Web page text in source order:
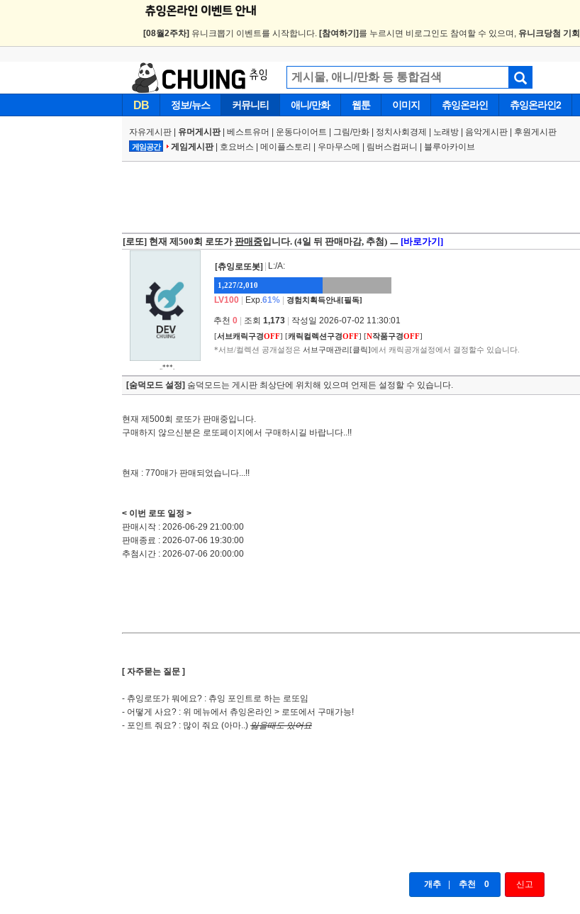
[08월2주차] 유니크뽑기 이벤트를 시작합니다. [참여하기] 를 누르시면 비로그인도 참여할 수 있으며, 유니크당첨 기회
DB 정보/뉴스 커뮤니티 애니/만화 웹툰 이미지 츄잉온라인 츄잉온라인2
자유게시판 유머게시판| 베스트유머 운동다이어트 | 그림/만화 정치사회경제 노래방 음악게시판 후원게시판
게임공간 게임게시판| 호요버스 메이플스토리 우마무스메 림버스컴퍼니 블루아카이브
[로또] 현재 제500회 로또가판매중입니다. (4일 뒤 판매마감, 추첨) ㅡ [바로가기]
..***.
[츄잉로또봇] L:/A:
1,227/2,010
LV100 Exp.61% 경험치획득안내[필독]
추천 0 조회 1,173 작성일 2026-07-02 11:30:01
[서브캐릭구경OFF] [캐릭컬렉션구경OFF] [N작품구경OFF]
*서브/컬렉션 공개설정은 서브구매관리[클릭]에서 캐릭공개설정에서 결정할수 있습니다.
[숨덕모드 설정] 숨덕모드는 게시판 최상단에 위치해 있으며 언제든 설정할 수 있습니다.
현재 제500회 로또가 판매중입니다.
구매하지 않으신분은 로또페이지에서 구매하시길 바랍니다..!!
현재 : 770매가 판매되었습니다...!!
< 이번 로또 일정 >
판매시작 : 2026-06-29 21:00:00
판매종료 : 2026-07-06 19:30:00
추첨시간 : 2026-07-06 20:00:00
[ 자주묻는 질문 ]
- 츄잉로또가 뭐에요? : 츄잉 포인트로 하는 로또임
- 어떻게 사요? : 위 메뉴에서 츄잉온라인 > 로또에서 구매가능!
- 포인트 줘요? : 많이 줘요 (아마..) 잃을때도 있어요
개추 추천 0 신고